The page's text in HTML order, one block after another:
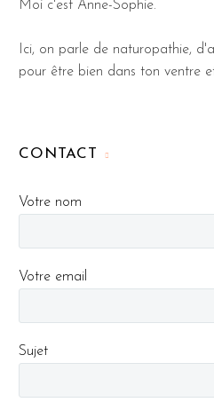
Moi c'est Anne-Sophie.
Ici, on parle de naturopathie,
pour être bien dans ton ventre
CONTACT
Votre nom
Votre email
Sujet